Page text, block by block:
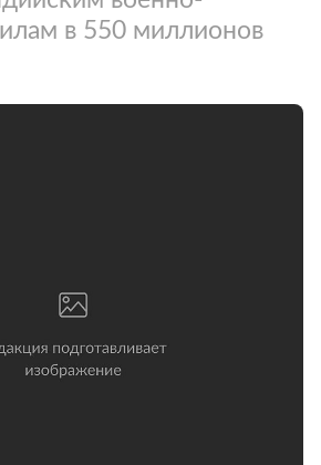
в 550 миллионов